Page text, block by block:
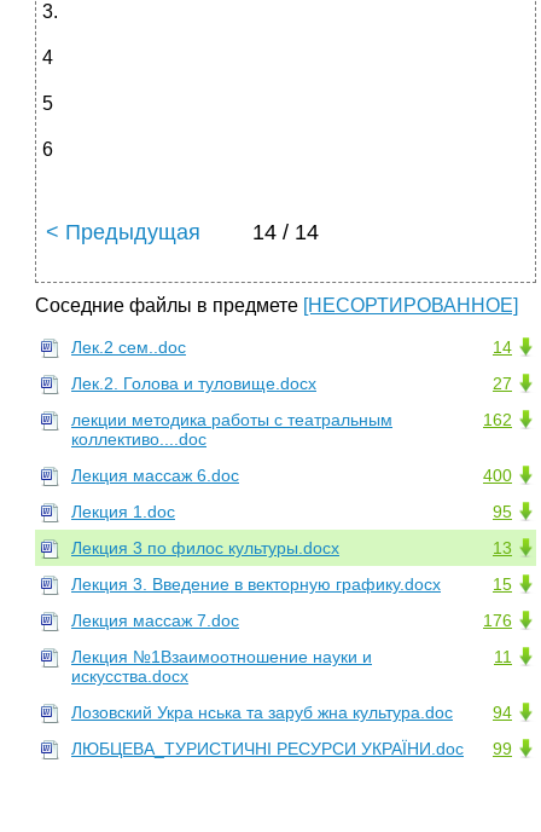
3.
4
5
6
< Предыдущая 14 / 14
Соседние файлы в предмете [НЕСОРТИРОВАННОЕ]
14
Лек.2 сем..doc
27
Лек.2. Голова и туловище.docx
162
лекции методика работы с театральным
коллективо....doc
400
Лекция массаж 6.doc
95
Лекция 1.doc
13
Лекция 3 по филос культуры.docx
15
Лекция 3. Введение в векторную графику.docx
176
Лекция массаж 7.doc
11
Лекция №1Взаимоотношение науки и
искусства.docx
94
Лозовский Укра нська та заруб жна культура.doc
99
ЛЮБЦЕВА_ТУРИСТИЧНІ РЕСУРСИ УКРАЇНИ.doc